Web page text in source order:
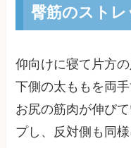
臀筋のストレ
仰向けに寝て片方
下側の太ももを両
お尻の筋肉が伸び
プし、反対側も同様